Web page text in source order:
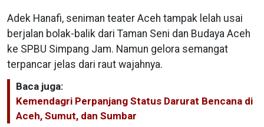
Adek Hanafi, seniman teater Aceh tampak lelah usai
berjalan bolak-balik dari Taman Seni dan Budaya Aceh
ke SPBU Simpang Jam. Namun gelora semangat
terpancar jelas dari raut wajahnya.
Baca juga:
Kemendagri Perpanjang Status Darurat Bencana di
Aceh, Sumut, dan Sumbar